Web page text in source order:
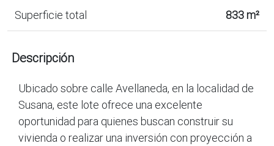
Superficie total 833 m²
Descripción
Ubicado sobre calle Avellaneda, en la localidad de
Susana, este lote ofrece una excelente
oportunidad para quienes buscan construir su
vivienda o realizar una inversión con proyección a